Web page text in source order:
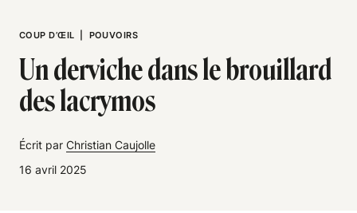
COUP D’ŒIL POUVOIRS
Un derviche dans le brouillard
des lacrymos
Écrit par Christian Caujolle
16 avril 2025